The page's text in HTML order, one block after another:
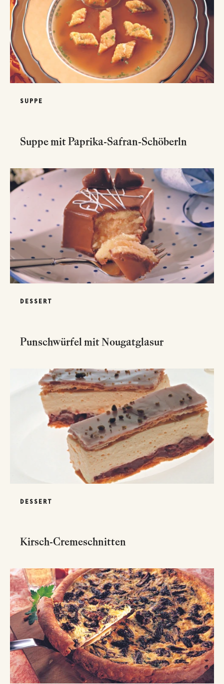
SUPPE
Suppe mit Paprika-Safran-Schöberln
DESSERT
Punschwürfel mit Nougatglasur
DESSERT
Kirsch-Cremeschnitten